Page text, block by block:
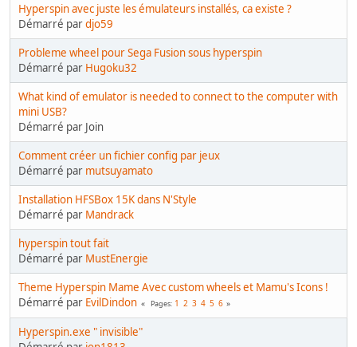
Hyperspin avec juste les émulateurs installés, ca existe ?
Démarré pardjo59
Probleme wheel pour Sega Fusion sous hyperspin
Démarré par Hugoku32
What kind of emulator is needed to connect to the computer with
mini USB?
Démarré par Join
Comment créer un fichier config par jeux
Démarré par mutsuyamato
Installation HFSBox 15K dans N'Style
Démarré par Mandrack
hyperspin tout fait
Démarré par MustEnergie
Theme Hyperspin Mame Avec custom wheels et Mamu's Icons !
Démarré par EvilDindon Pages 1 2 3 4 5 6
Hyperspin.exe " invisible"